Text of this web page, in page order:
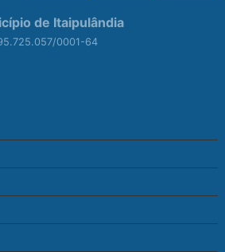
de Itaipulândia
0001-64